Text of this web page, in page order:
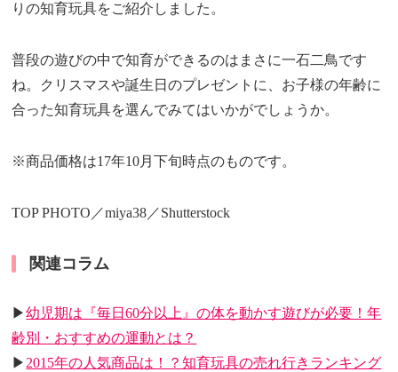
りの知育玩具をご紹介しました。
普段の遊びの中で知育ができるのはまさに一石二鳥です
ね。クリスマスや誕生日のプレゼントに、お子様の年齢に
合った知育玩具を選んでみてはいかがでしょうか。
※商品価格は17年10月下旬時点のものです。
TOP PHOTO／miya38／Shutterstock
関連コラム
▶幼児期は『毎日60分以上』の体を動かす遊びが必要！年
齢別・おすすめの運動とは？
▶ 2015年の人気商品は！？知育玩具の売れ行きランキング